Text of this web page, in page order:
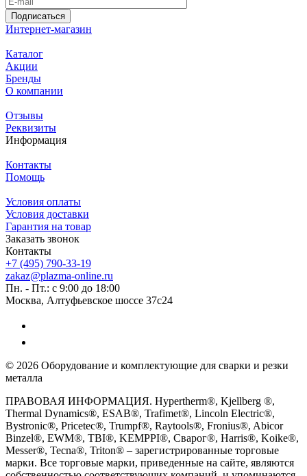
Подписаться
Интернет-магазин
Каталог
Акции
Бренды
О компании
Отзывы
Реквизиты
Информация
Контакты
Помощь
Условия оплаты
Условия доставки
Гарантия на товар
Заказать звонок
Контакты
+7 (495) 790-33-19
zakaz@plazma-online.ru
Пн. - Пт.: с 9:00 до 18:00
Москва, Алтуфьевское шоссе 37с24
© 2026 Оборудование и комплектующие для сварки и резки
металла
ПРАВОВАЯ ИНФОРМАЦИЯ. Hypertherm®, Kjellberg ®,
Thermal Dynamics®, ESAB®, Trafimet®, Lincoln Electric®,
Bystronic®, Pricetec®, Trumpf®, Raytools®, Fronius®, Abicor
Binzel®, EWM®, TBI®, KEMPPI®, Сварог®, Harris®, Koike®,
Messer®, Tecna®, Triton® – зарегистрированные торговые
марки. Все торговые марки, приведенные на сайте, являются